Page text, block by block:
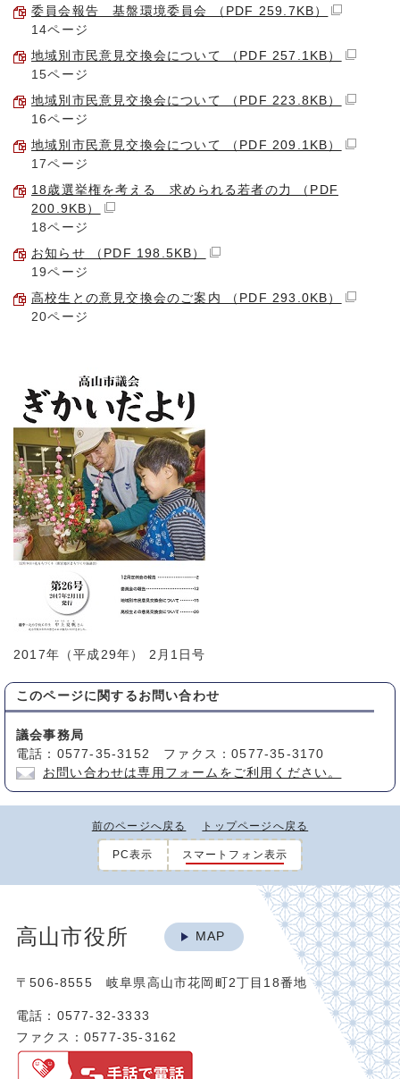
委員会報告 基盤環境委員会 （PDF 259.7KB）
14ページ
地域別市民意見交換会について （PDF 257.1KB）
15ページ
地域別市民意見交換会について （PDF 223.8KB）
16ページ
地域別市民意見交換会について （PDF 209.1KB）
17ページ
18歳選挙権を考える 求められる若者の力 （PDF
200.9KB）
18ページ
お知らせ （PDF 198.5KB）
19ページ
高校生との意見交換会のご案内 （PDF 293.0KB）
20ページ
2017年（平成29年） 2月1日号
このページに関する お問い合わせ
議会事務局
電話：0577-35-3152 ファクス：0577-35-3170
お問い合わせは専用フォームをご利用ください。
前のページへ戻る トップページへ戻る
PC表示 スマートフォン表示
高山市役所 MAP
〒506-8555 岐阜県高山市花岡町2丁目18番地
電話：0577-32-3333
ファクス：0577-35-3162